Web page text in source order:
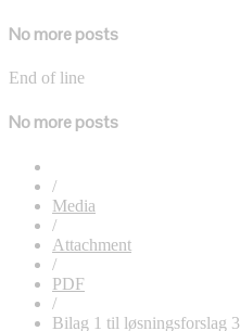
No more posts
End of line
No more posts
/
Media
/
Attachment
/
PDF
/
Bilag 1 til løsningsforslag 3